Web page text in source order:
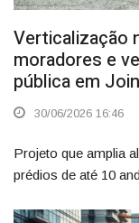
Verticalização
moradores e
pública em
30/06/2026 16:46
Projeto que amplia
prédios de até 10